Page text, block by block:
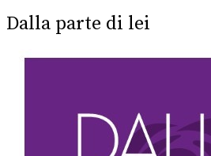
Dalla parte di lei